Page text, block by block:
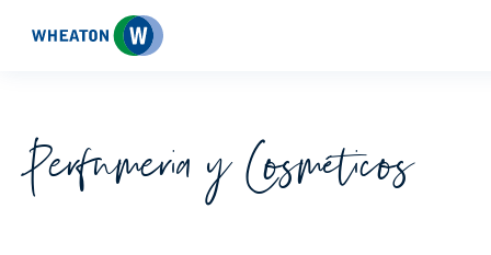
Wheaton
Perfumeria y Cosméticos